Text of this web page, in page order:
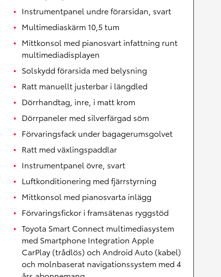
Instrumentpanel undre förarsidan, svart
Multimediaskärm 10,5 tum
Mittkonsol med pianosvart infattning runt
multimediadisplayen
Solskydd förarsida med belysning
Ratt manuellt justerbar i längdled
Dörrhandtag, inre, i matt krom
Dörrpaneler med silverfärgad söm
Förvaringsfack under bagagerumsgolvet
Ratt med växlingspaddlar
Instrumentpanel övre, svart
Luftkonditionering med fjärrstyrning
Mittkonsol med pianosvarta inlägg
Förvaringsfickor i framsätenas ryggstöd
Toyota Smart Connect multimediasystem
med Smartphone Integration Apple
CarPlay (trådlös) och Android Auto (kabel)
och molnbaserat navigationssystem med 4